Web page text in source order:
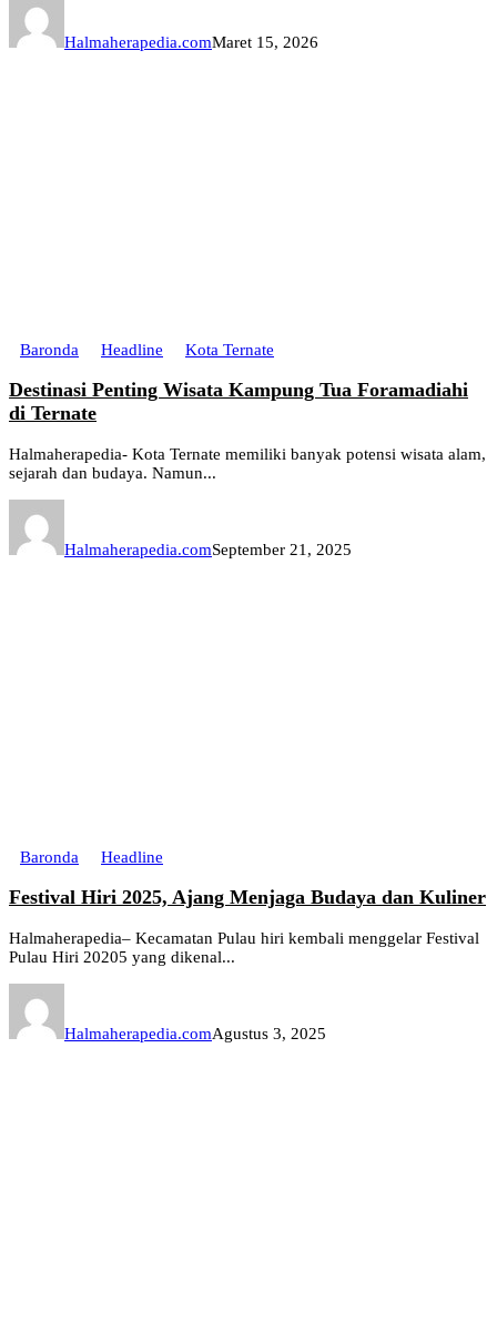
Halmaherapedia.comMaret 15, 2026
Baronda Headline Kota Ternate
Destinasi Penting Wisata Kampung Tua Foramadiahi
di Ternate
Halmaherapedia- Kota Ternate memiliki banyak potensi wisata alam,
sejarah dan budaya. Namun...
Halmaherapedia.comSeptember 21, 2025
Baronda Headline
Festival Hiri 2025, Ajang Menjaga Budaya dan Kuliner
Halmaherapedia– Kecamatan Pulau hiri kembali menggelar Festival
Pulau Hiri 20205 yang dikenal...
Halmaherapedia.comAgustus 3, 2025